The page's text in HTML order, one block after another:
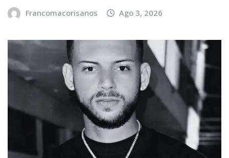
Francomacorisanos Ago 3, 2026